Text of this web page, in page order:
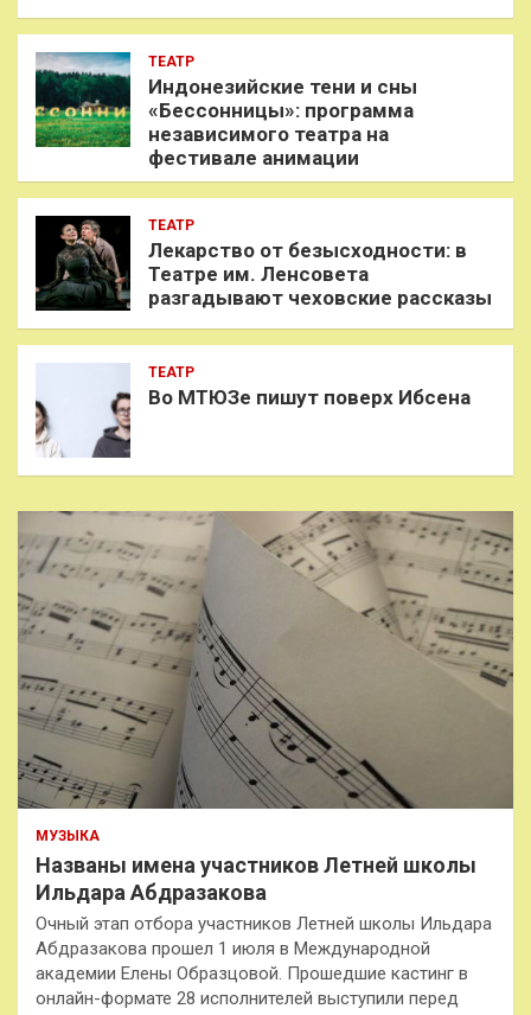
ТЕАТР
Индонезийские тени и сны
«Бессонницы»: программа
независимого театра на
фестивале анимации
ТЕАТР
Лекарство от безысходности: в
Театре им. Ленсовета
разгадывают чеховские рассказы
ТЕАТР
Во МТЮЗе пишут поверх Ибсена
МУЗЫКА
Названы имена участников Летней школы
Ильдара Абдразакова
Очный этап отбора участников Летней школы Ильдара
Абдразакова прошел 1 июля в Международной
академии Елены Образцовой. Прошедшие кастинг в
онлайн-формате 28 исполнителей выступили перед